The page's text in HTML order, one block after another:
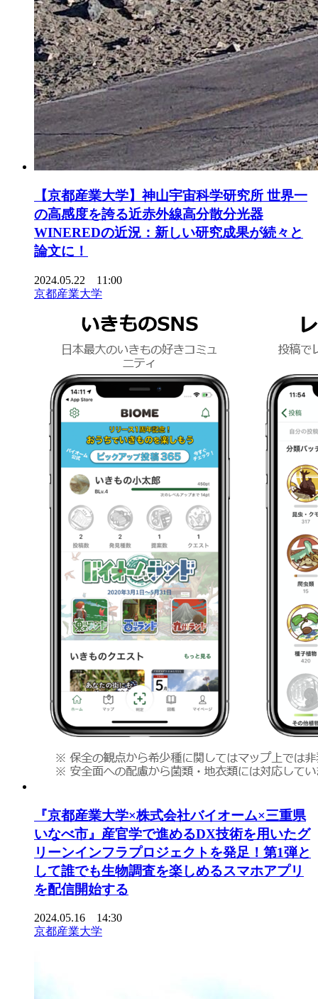
【京都産業大学】神山宇宙科学研究所 世界一
の高感度を誇る近赤外線高分散分光器
WINEREDの近況：新しい研究成果が続々と
論文に！
2024.05.22 11:00
京都産業大学
『京都産業大学×株式会社バイオーム×三重県
いなべ市』産官学で進めるDX技術を用いたグ
リーンインフラプロジェクトを発足！第1弾と
して誰でも生物調査を楽しめるスマホアプリ
を配信開始する
2024.05.16 14:30
京都産業大学